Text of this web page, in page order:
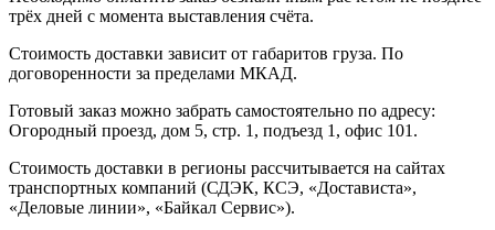
трёх дней с момента выставления счёта.
Стоимость доставки зависит от габаритов груза. По
договоренности за пределами МКАД.
Готовый заказ можно забрать самостоятельно по адресу:
Огородный проезд, дом 5, стр. 1, подъезд 1, офис 101.
Стоимость доставки в регионы рассчитывается на сайтах
транспортных компаний (СДЭК, КСЭ, «Достависта»,
«Деловые линии», «Байкал Сервис»).